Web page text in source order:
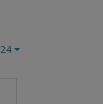
24